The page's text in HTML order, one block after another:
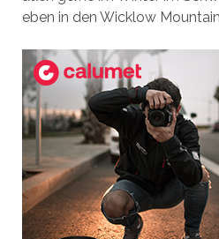
eben in den Wicklow